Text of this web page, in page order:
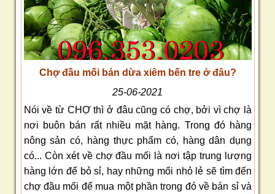
Chợ đầu mối bán dừa xiêm bến tre ở đâu?
25-06-2021
Nói về từ CHỢ thì ở đâu cũng có chợ, bởi vì chợ là
nơi buôn bán rất nhiều mặt hàng. Trong đó hàng
nông sản có, hàng thực phẩm có, hàng dân dụng
có... Còn xét về chợ đầu mối là nơi tập trung lượng
hàng lớn để bỏ sỉ, hay những mối nhỏ lẻ sẽ tìm đến
chợ đầu mối để mua một phần trong đó về bán sỉ và